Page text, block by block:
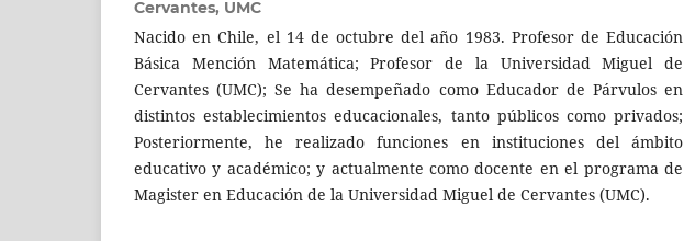
Cervantes, UMC
Nacido en Chile, el 14 de octubre del año 1983. Profesor de Educación
Básica Mención Matemática; Profesor de la Universidad Miguel de
Cervantes (UMC); Se ha desempeñado como Educador de Párvulos en
distintos establecimientos educacionales, tanto públicos como privados;
Posteriormente, he realizado funciones en instituciones del ámbito
educativo y académico; y actualmente como docente en el programa de
Magister en Educación de la Universidad Miguel de Cervantes (UMC).